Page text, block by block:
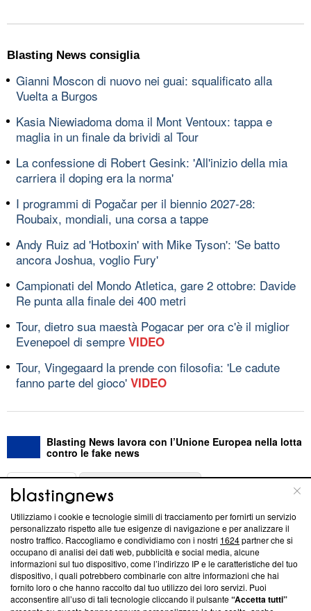
Blasting News consiglia
Gianni Moscon di nuovo nei guai: squalificato alla
Vuelta a Burgos
Kasia Niewiadoma doma il Mont Ventoux: tappa e
maglia in un finale da brividi al Tour
La confessione di Robert Gesink: 'All'inizio della mia
carriera il doping era la norma'
I programmi di Pogačar per il biennio 2027-28:
Roubaix, mondiali, una corsa a tappe
Andy Ruiz ad 'Hotboxin' with Mike Tyson': 'Se batto
ancora Joshua, voglio Fury'
Campionati del Mondo Atletica, gare 2 ottobre: Davide
Re punta alla finale dei 400 metri
Tour, dietro sua maestà Pogacar per ora c'è il miglior
Evenepoel di sempre VIDEO
Tour, Vingegaard la prende con filosofia: 'Le cadute
fanno parte del gioco' VIDEO
Blasting News lavora con l’Unione Europea nella lotta
contro le fake news
ABOUT
Questa sezione offre informazioni trasparenti su Blasting
News, sui nostri processi editoriali e su come ci impegniamo a
creare news di qualità. Inoltre, afferma la nostra aderenza a
‘Trust Project - News with Integrity’Blasting News non è
ancora membro del programma, ma ha richiesto di farne
parte; Trust Project non ha ancora effettuato una verifica di
Utilizziamo i cookie e tecnologie simili di tracciamento per fornirti un servizio
personalizzato rispetto alle tue esigenze di navigazione e per analizzare il
nostro traffico. Raccogliamo e condividiamo con i nostri 1624partner che si
occupano di analisi dei dati web, pubblicità e social media, alcune
informazioni sul tuo dispositivo, come l’indirizzo IP e le caratteristiche del tuo
dispositivo, i quali potrebbero combinarle con altre informazioni che hai
fornito loro o che hanno raccolto dal tuo utilizzo dei loro servizi. Puoi
acconsentire all’uso di tali tecnologie cliccando il pulsante“Accetta tutti”